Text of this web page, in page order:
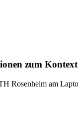
zum Kontext